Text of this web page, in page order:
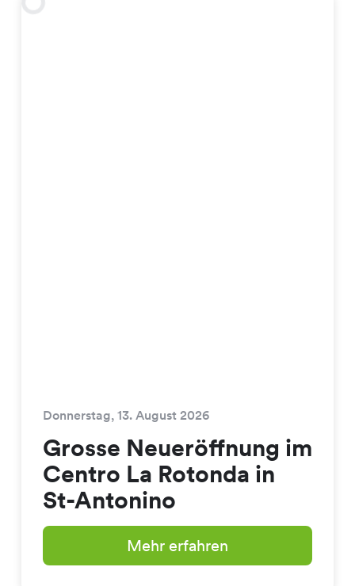
Donnerstag, 13. August 2026
Grosse Neueröffnung im
Centro La Rotonda in
St-Antonino
Mehr erfahren